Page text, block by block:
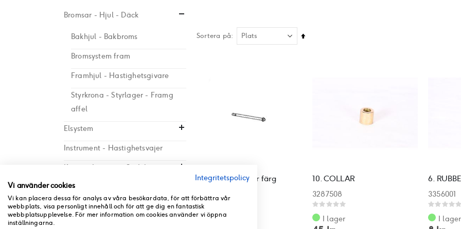
Sortera på
Sätt
11. M12*1.25,Silver färg
3285012
Rating:
0%
I lager
10. COLLAR
3287508
Rating:
0%
I lager
6.
3356001
Rating:
0%
I lager
Bromsar - Hjul - Däck
Bakhjul - Bakbroms
Bromsystem fram
Framhjul - Hastighetsgivare
Styrkrona - Styrlager - Framg
affel
Elsystem
Instrument - Hastighetsvajer
Kåpor - Lampor - Sadel
Manöversystem
Motordelar - Bränsle - Vxl låda
Integritetspolicy
Vi använder cookies
Vi kan placera dessa för analys av våra besökardata, för att förbättra vår
webbplats, visa personligt innehåll och för att ge dig en fantastisk
webbplatsupplevelse. För mer information om cookies använder vi öppna
inställningarna.